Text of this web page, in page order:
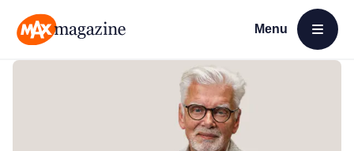
Menu
Open menu